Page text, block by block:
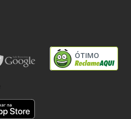
ÓTIMO